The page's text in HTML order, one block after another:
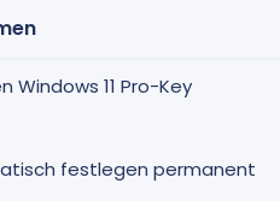
Windows 11 Pro-Key
festlegen permanent